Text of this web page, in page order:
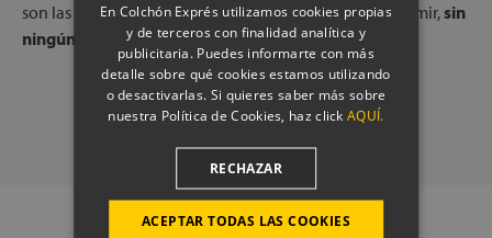
son las que mejor pueden adaptarse a tu forma de dormir,sin
ningún compromiso.
PROGRAMAR LLAMADA
En Colchón Exprés utilizamos cookies propias
y de terceros con finalidad analítica y
publicitaria. Puedes informarte con más
detalle sobre qué cookies estamos utilizando
o desactivarlas. Si quieres saber más sobre
nuestra Política de Cookies, haz clickAQUÍ.
ACEPTAR TODAS LAS COOKIES
RECHAZAR